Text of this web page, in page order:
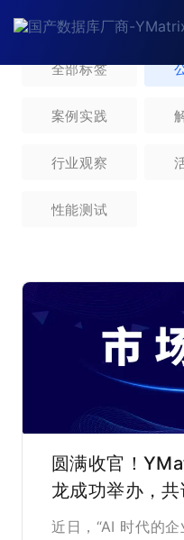
全部标签
案例实践
行业观察
性能测试
圆满收官！
龙成功举办，
近日，“AI 时代的